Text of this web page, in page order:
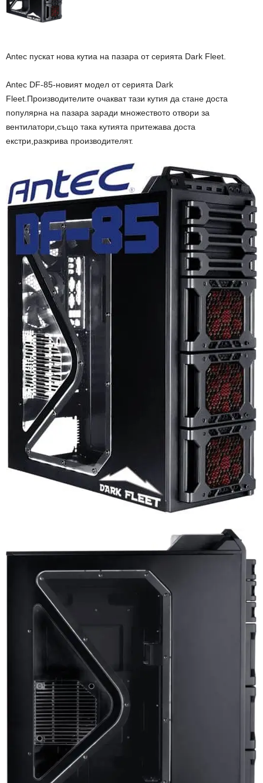
Antec пускат нова кутиа на пазара от серията Dark Fleet.
Antec DF-85-новият модел от серията Dark
Fleet.Производителите очакват тази кутия да стане доста
популярна на пазара заради множеството отвори за
вентилатори,също така кутията притежава доста
екстри,разкрива производителят.